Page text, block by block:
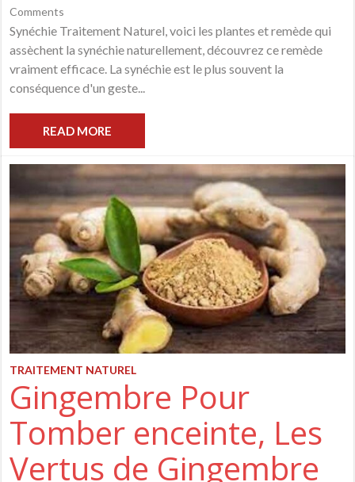
Comments
Synéchie Traitement Naturel, voici les plantes et remède qui
assèchent la synéchie naturellement, découvrez ce remède
vraiment efficace. La synéchie est le plus souvent la
conséquence d'un geste...
READ MORE
TRAITEMENT NATUREL
Gingembre Pour
Tomber enceinte, Les
Vertus de Gingembre